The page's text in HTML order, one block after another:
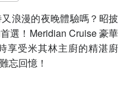
浪漫的夜晚體驗嗎？昭披
選！Meridian Cruise 豪華
享受米其林主廚的精湛廚
忘回憶！